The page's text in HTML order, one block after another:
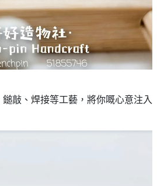
敲、焊接等工藝，將你嘅心意注入